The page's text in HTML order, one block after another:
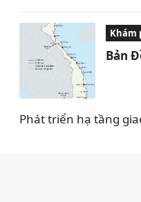
Khám
Bản
Phát triển hạ tầng